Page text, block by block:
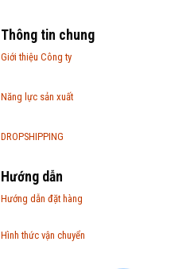
Thông tin chung
Giới thiệu Công ty
Năng lực sản xuất
DROPSHIPPING
Hướng dẫn
Hướng dẫn đặt hàng
Hình thức vận chuyển